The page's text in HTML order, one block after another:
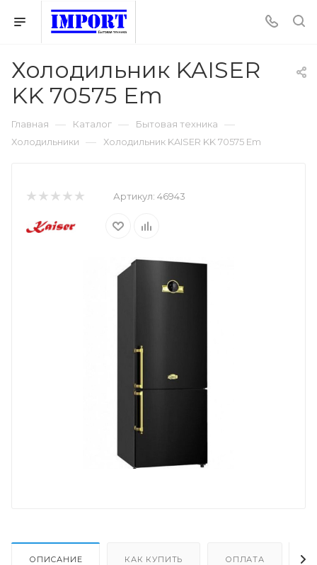
Холодильник KAISER
KK 70575 Em
Главная — Каталог — Бытовая техника —
Холодильники — Холодильник KAISER KK 70575 Em
Артикул: 46943
ОПИСАНИЕ КАК КУПИТЬ ОПЛАТА